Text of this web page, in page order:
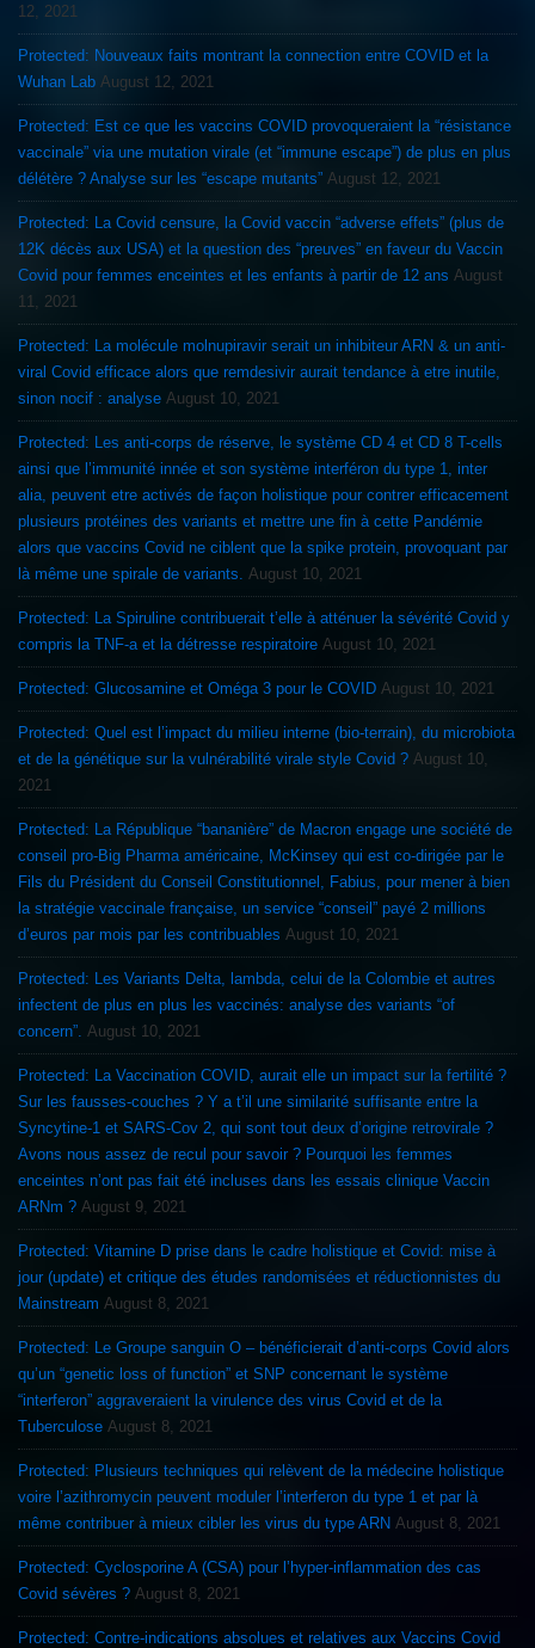
12, 2021
Protected: Nouveaux faits montrant la connection entre COVID et la
Wuhan Lab August 12, 2021
Protected: Est ce que les vaccins COVID provoqueraient la “résistance
vaccinale” via une mutation virale (et “immune escape”) de plus en plus
délétère ? Analyse sur les “escape mutants” August 12, 2021
Protected: La Covid censure, la Covid vaccin “adverse effets” (plus de
12K décès aux USA) et la question des “preuves” en faveur du Vaccin
Covid pour femmes enceintes et les enfants à partir de 12 ans August
11, 2021
Protected: La molécule molnupiravir serait un inhibiteur ARN & un anti-
viral Covid efficace alors que remdesivir aurait tendance à etre inutile,
sinon nocif : analyse August 10, 2021
Protected: Les anti-corps de réserve, le système CD 4 et CD 8 T-cells
ainsi que l’immunité innée et son système interféron du type 1, inter
alia, peuvent etre activés de façon holistique pour contrer efficacement
plusieurs protéines des variants et mettre une fin à cette Pandémie
alors que vaccins Covid ne ciblent que la spike protein, provoquant par
là même une spirale de variants.
August 10, 2021
Protected: La Spiruline contribuerait t’elle à atténuer la sévérité Covid y
compris la TNF-a et la détresse respiratoire August 10, 2021
Protected: Glucosamine et Oméga 3 pour le COVID August 10, 2021
Protected: Quel est l’impact du milieu interne (bio-terrain), du microbiota
et de la génétique sur la vulnérabilité virale style Covid ? August 10,
2021
Protected: La République “bananière” de Macron engage une société de
conseil pro-Big Pharma américaine, McKinsey qui est co-dirigée par le
Fils du Président du Conseil Constitutionnel, Fabius, pour mener à bien
la stratégie vaccinale française, un service “conseil” payé 2 millions
d’euros par mois par les contribuables August 10, 2021
Protected: Les Variants Delta, lambda, celui de la Colombie et autres
infectent de plus en plus les vaccinés: analyse des variants “of
concern”. August 10, 2021
Protected: La Vaccination COVID, aurait elle un impact sur la fertilité ?
Sur les fausses-couches ? Y a t’il une similarité suffisante entre la
Syncytine-1 et SARS-Cov 2, qui sont tout deux d’origine retrovirale ?
Avons nous assez de recul pour savoir ? Pourquoi les femmes
enceintes n’ont pas fait été incluses dans les essais clinique Vaccin
ARNm ? August 9, 2021
Protected: Vitamine D prise dans le cadre holistique et Covid: mise à
jour (update) et critique des études randomisées et réductionnistes du
Mainstream August 8, 2021
Protected: Le Groupe sanguin O – bénéficierait d’anti-corps Covid alors
qu’un “genetic loss of function” et SNP concernant le système
“interferon” aggraveraient la virulence des virus Covid et de la
Tuberculose August 8, 2021
Protected: Plusieurs techniques qui relèvent de la médecine holistique
voire l’azithromycin peuvent moduler l’interferon du type 1 et par là
même contribuer à mieux cibler les virus du type ARN August 8, 2021
Protected: Cyclosporine A (CSA) pour l’hyper-inflammation des cas
Covid sévères ? August 8, 2021
Protected: Contre-indications absolues et relatives aux Vaccins Covid